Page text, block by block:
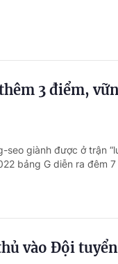
3 điểm,
seo giành được ở trận
bảng G diễn ra đêm
vào Đội